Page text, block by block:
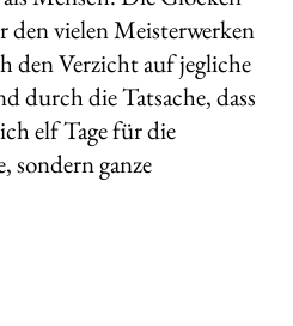
vielen Meisterwerken
den Verzicht auf jegliche
durch die Tatsache, dass
elf Tage für die
ganze